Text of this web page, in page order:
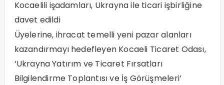
Kocaelili işadamları, Ukrayna ile ticari işbirliğine
davet edildi
Üyelerine, ihracat temelli yeni pazar alanları
kazandırmayı hedefleyen Kocaeli Ticaret Odası,
‘Ukrayna Yatırım ve Ticaret Fırsatları
Bilgilendirme Toplantısı ve İş Görüşmeleri’